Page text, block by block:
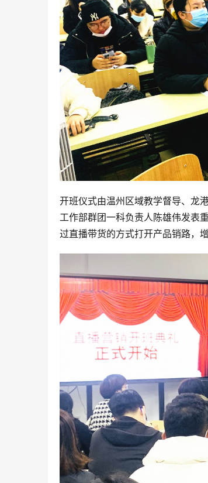
开班仪式由温州区域教学督导、龙
工作部群团一科负责人陈雄伟发表
过直播带货的方式打开产品销路，增